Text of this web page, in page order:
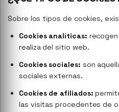
Sobre los tipos de cookies,
Cookies analíticas:
realiza del sitio web.
Cookies sociales: son
sociales externas.
Cookies de afiliados:
las visitas procedentes de